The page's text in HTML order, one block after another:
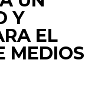
Y
EL
MEDIOS